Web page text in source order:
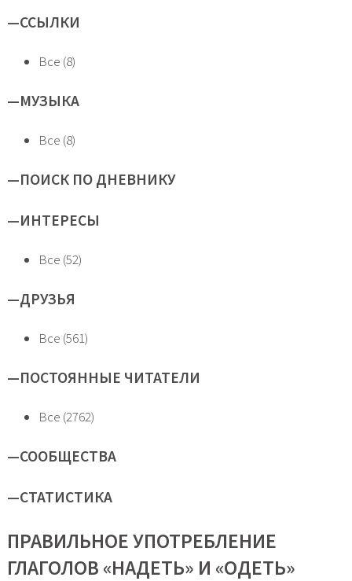
—ССЫЛКИ
Все (8)
—МУЗЫКА
Все (8)
—ПОИСК ПО ДНЕВНИКУ
—ИНТЕРЕСЫ
Все (52)
—ДРУЗЬЯ
Все (561)
—ПОСТОЯННЫЕ ЧИТАТЕЛИ
Все (2762)
—СООБЩЕСТВА
—СТАТИСТИКА
ПРАВИЛЬНОЕ УПОТРЕБЛЕНИЕ
ГЛАГОЛОВ «НАДЕТЬ» И «ОДЕТЬ»